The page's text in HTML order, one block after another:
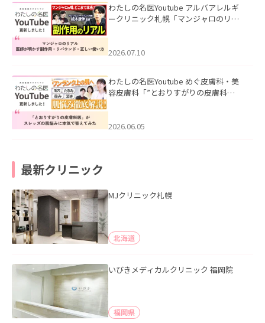
わたしの名医Youtube アルバアレルギ
ークリニック札幌「マンジャロのリア
た。
2026.07.10
わたしの名医Youtube めぐ皮膚科・美
容皮膚科「”とおりすがりの皮膚科
2026.06.05
最新クリニック
MJクリニック札幌
北海道
いびきメディカルクリニック 福岡院
福岡県